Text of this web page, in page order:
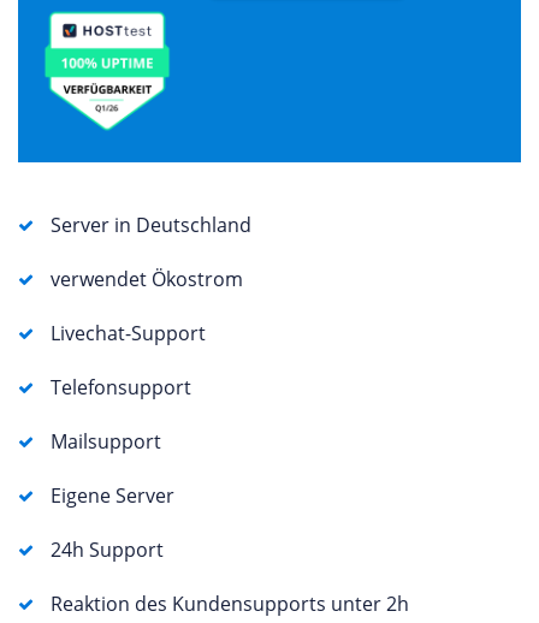
Server in Deutschland
verwendet Ökostrom
Livechat-Support
Telefonsupport
Mailsupport
Eigene Server
24h Support
Reaktion des Kundensupports unter 2h